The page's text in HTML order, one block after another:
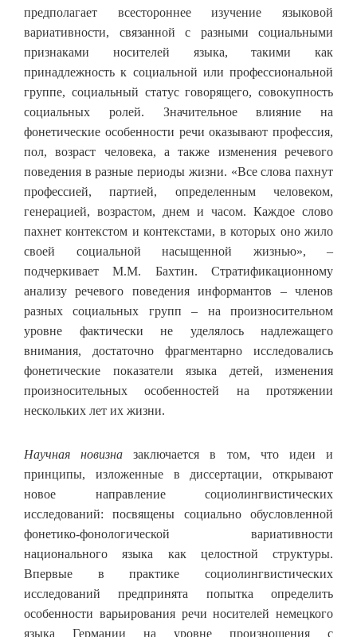
предполагает всестороннее изучение языковой
вариативности, связанной с разными социальными
признаками носителей языка, такими как
принадлежность к социальной или профессиональной
группе, социальный статус говорящего, совокупность
социальных ролей. Значительное влияние на
фонетические особенности речи оказывают профессия,
пол, возраст человека, а также изменения речевого
поведения в разные периоды жизни. «Все слова пахнут
профессией, партией, определенным человеком,
генерацией, возрастом, днем и часом. Каждое слово
пахнет контекстом и контекстами, в которых оно жило
своей социальной насыщенной жизнью», –
подчеркивает М.М. Бахтин. Стратификационному
анализу речевого поведения информантов – членов
разных социальных групп – на произносительном
уровне фактически не уделялось надлежащего
внимания, достаточно фрагментарно исследовались
фонетические показатели языка детей, изменения
произносительных особенностей на протяжении
нескольких лет их жизни.
Научная новизна заключается в том, что идеи и
принципы, изложенные в диссертации, открывают
новое направление социолингвистических
исследований: посвящены социально обусловленной
фонетико-фонологической вариативности
национального языка как целостной структуры.
Впервые в практике социолингвистических
исследований предпринята попытка определить
особенности варьирования речи носителей немецкого
языка Германии на уровне произношения с